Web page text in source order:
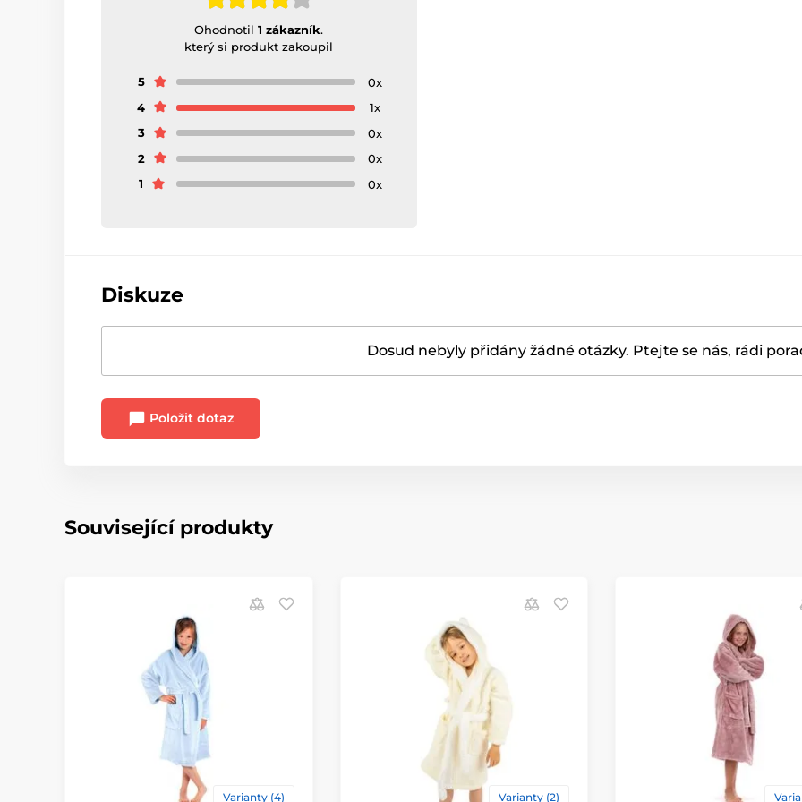
Ohodnotil1 zákazník.
který si produkt zakoupil
5
0x
4
1x
3
0x
2
0x
1
0x
Diskuze
Dosud nebyly přidány žádné otázky. Ptejte se nás, rádi
Položit dotaz
Související produkty
Varianty (4) Varianty (2)